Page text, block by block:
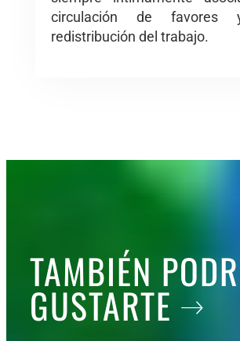
circulación de
redistribución del trabajo.
TAMBIÉN
GUSTARTE